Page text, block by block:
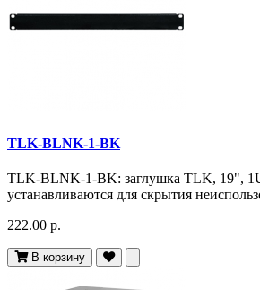
TLK-BLNK-1-BK
TLK-BLNK-1-BK: заглушка TLK, 19",
устанавливаются для скрытия
222.00 р.
В корзину